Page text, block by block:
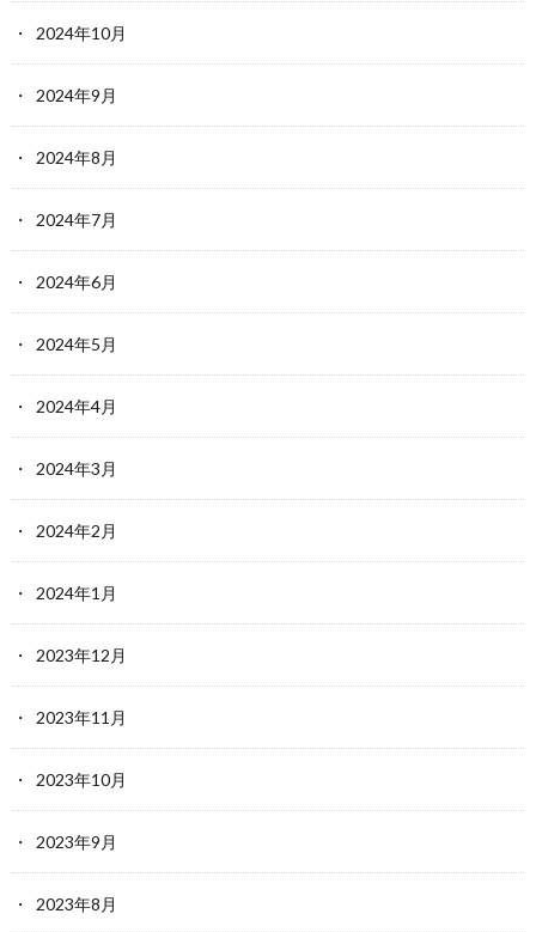
2024年10月
2024年9月
2024年8月
2024年7月
2024年6月
2024年5月
2024年4月
2024年3月
2024年2月
2024年1月
2023年12月
2023年11月
2023年10月
2023年9月
2023年8月